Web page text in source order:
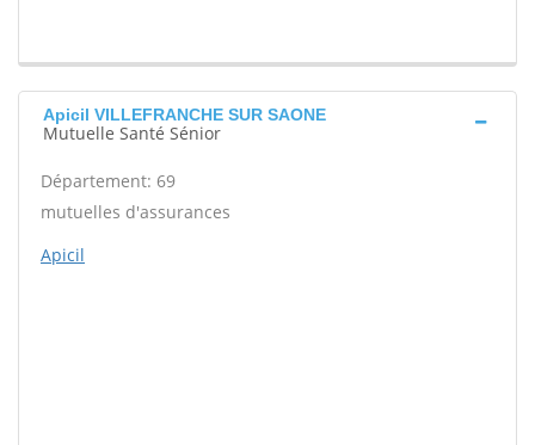
Apicil VILLEFRANCHE SUR SAONE
Mutuelle Santé Sénior
Département: 69
mutuelles d'assurances
Apicil